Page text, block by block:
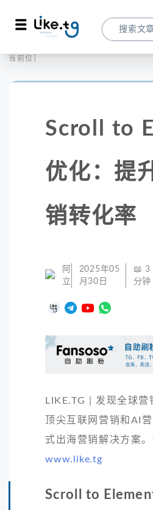
当前位置：
Scroll to
优化：提
销转化率
阿
立
2025年05
月30日
📖 3
分钟
LIKE.TG | 发现全球营
顶尖互联网营销和AI
式出海营销解决方案。
www.like.tg
Scroll to